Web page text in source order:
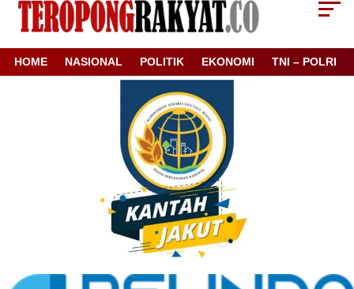
HOME NASIONAL POLITIK EKONOMI TNI – POLRI